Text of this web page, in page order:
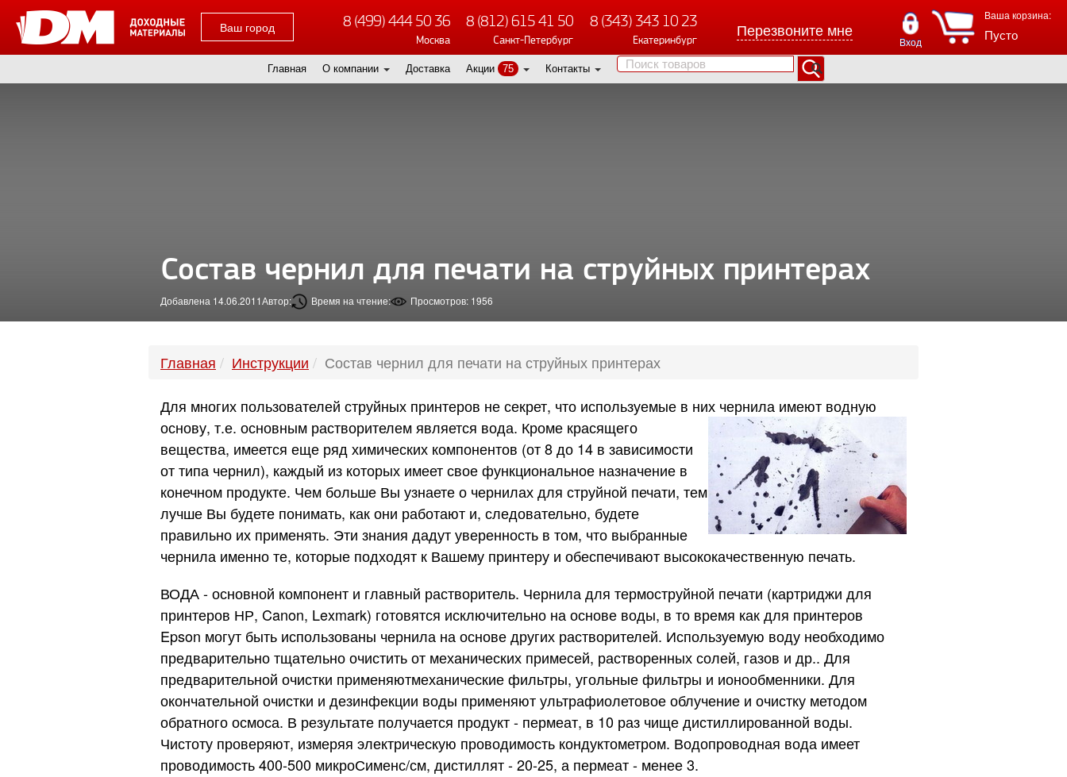
Ваш город 8 (499) 444 50 36
Москва
8 (812) 615 41 50
Санкт-Петербург
8 (343) 343 10 23
Екатеринбург
Перезвоните мне
Ваша корзина:
Пусто
Вход
Главная О компании Доставка Акции 75 Контакты
Состав чернил для печати на струйных принтерах
Добавлена 14.06.2011Автор: Время на чтение: Просмотров: 1956
Главная Инструкции Состав чернил для печати на струйных принтерах
Для многих пользователей струйных принтеров не секрет, что используемые в них чернила имеют водную
основу, т.е. основным растворителем является вода. Кроме красящего
вещества, имеется еще ряд химических компонентов (от 8 до 14 в зависимости
от типа чернил), каждый из которых имеет свое функциональное назначение в
конечном продукте. Чем больше Вы узнаете о чернилах для струйной печати, тем
лучше Вы будете понимать, как они работают и, следовательно, будете
правильно их применять. Эти знания дадут уверенность в том, что выбранные
чернила именно те, которые подходят к Вашему принтеру и обеспечивают высококачественную печать.
ВОДА - основной компонент и главный растворитель. Чернила для термоструйной печати (картриджи для
принтеров НР, Canon, Lexmark) готовятся исключительно на основе воды, в то время как для принтеров
Epson могут быть использованы чернила на основе других растворителей. Используемую воду необходимо
предварительно тщательно очистить от механических примесей, растворенных солей, газов и др.. Для
предварительной очистки применяютмеханические фильтры, угольные фильтры и ионообменники. Для
окончательной очистки и дезинфекции воды применяют ультрафиолетовое облучение и очистку методом
обратного осмоса. В результате получается продукт - пермеат, в 10 раз чище дистиллированной воды.
Чистоту проверяют, измеряя электрическую проводимость кондуктометром. Водопроводная вода имеет
проводимость 400-500 микроСименс/см, дистиллят - 20-25, а пермеат - менее 3.